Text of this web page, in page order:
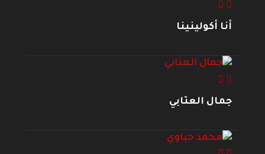
أنا أكولينينا
جمال العتابي